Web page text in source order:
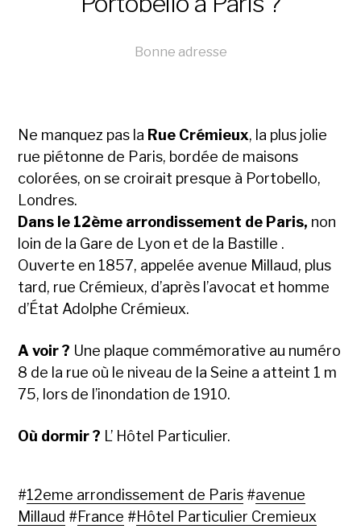
Bonne adresse
Ne manquez pas la Rue Crémieux, la plus jolie
rue piétonne de Paris, bordée de maisons
colorées, on se croirait presque à Portobello,
Londres.
Dans le 12ème arrondissement de Paris, non
loin de la Gare de Lyon et de la Bastille .
Ouverte en 1857, appelée avenue Millaud, plus
tard, rue Crémieux, d’après l’avocat et homme
d’État Adolphe Crémieux.
A voir ? Une plaque commémorative au numéro
8 de la rue où le niveau de la Seine a atteint 1 m
75, lors de l’inondation de 1910.
Où dormir ? L’ Hôtel Particulier.
#12eme arrondissement de Paris #avenue
Millaud #France #Hôtel Particulier Cremieux